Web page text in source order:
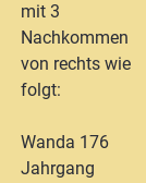
mit 3
Nachkommen
von rechts wie
folgt:
Wanda 176
Jahrgang